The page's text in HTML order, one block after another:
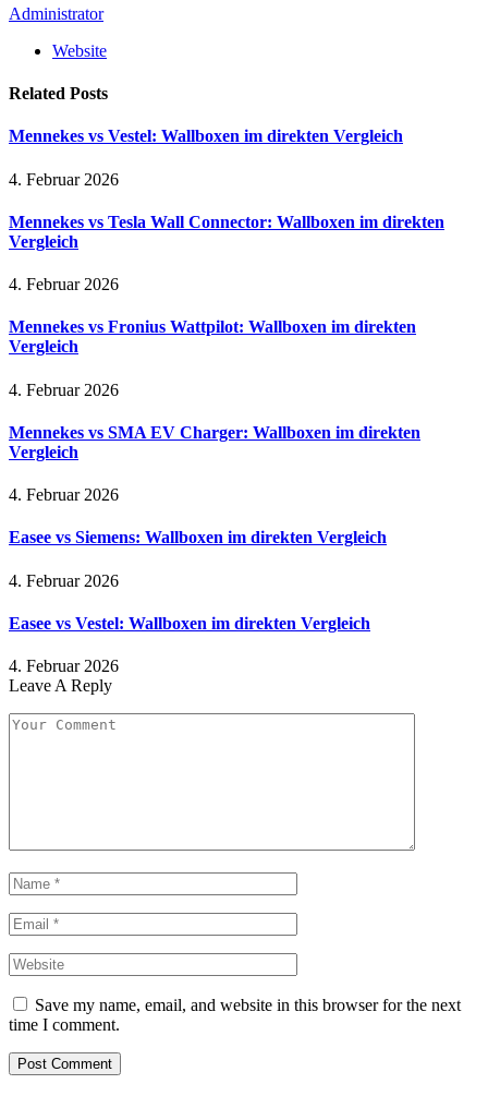
Administrator
Website
Related Posts
Mennekes vs Vestel: Wallboxen im direkten Vergleich
4. Februar 2026
Mennekes vs Tesla Wall Connector: Wallboxen im direkten
Vergleich
4. Februar 2026
Mennekes vs Fronius Wattpilot: Wallboxen im direkten
Vergleich
4. Februar 2026
Mennekes vs SMA EV Charger: Wallboxen im direkten
Vergleich
4. Februar 2026
Easee vs Siemens: Wallboxen im direkten Vergleich
4. Februar 2026
Easee vs Vestel: Wallboxen im direkten Vergleich
4. Februar 2026
Leave A Reply
Save my name, email, and website in this browser for the next
time I comment.